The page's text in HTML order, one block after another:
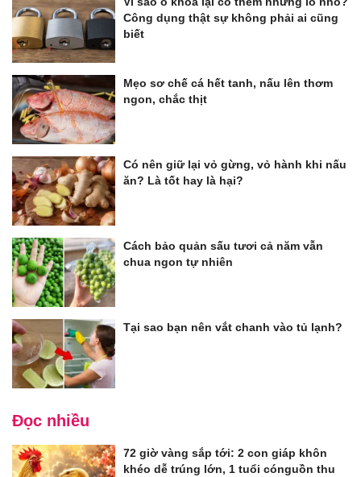
Công dụng thật sự không phải ai cũng
biết
Mẹo sơ chế cá hết tanh, nấu lên thơm
ngon, chắc thịt
Có nên giữ lại vỏ gừng, vỏ hành khi nấu
ăn? Là tốt hay là hại?
Cách bảo quản sấu tươi cả năm vẫn
chua ngon tự nhiên
Tại sao bạn nên vắt chanh vào tủ lạnh?
Đọc nhiều
72 giờ vàng sắp tới: 2 con giáp khôn
khéo dễ trúng lớn, 1 tuổi cónguồn thu